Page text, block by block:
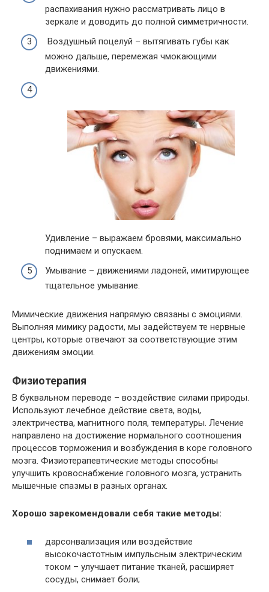
распахивания нужно рассматривать лицо в
зеркале и доводить до полной симметричности.
Воздушный поцелуй – вытягивать губы как
можно дальше, перемежая чмокающими
движениями.
Удивление – выражаем бровями, максимально
поднимаем и опускаем.
Умывание – движениями ладоней, имитирующее
тщательное умывание.
Мимические движения напрямую связаны с эмоциями.
Выполняя мимику радости, мы задействуем те нервные
центры, которые отвечают за соответствующие этим
движениям эмоции.
Физиотерапия
В буквальном переводе – воздействие силами природы.
Используют лечебное действие света, воды,
электричества, магнитного поля, температуры. Лечение
направлено на достижение нормального соотношения
процессов торможения и возбуждения в коре головного
мозга. Физиотерапевтические методы способны
улучшить кровоснабжение головного мозга, устранить
мышечные спазмы в разных органах.
Хорошо зарекомендовали себя такие методы:
дарсонвализация или воздействие
высокочастотным импульсным электрическим
током – улучшает питание тканей, расширяет
сосуды, снимает боли;